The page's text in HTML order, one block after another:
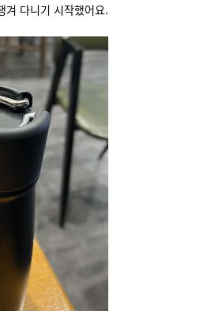
겨 다니기 시작했어요.